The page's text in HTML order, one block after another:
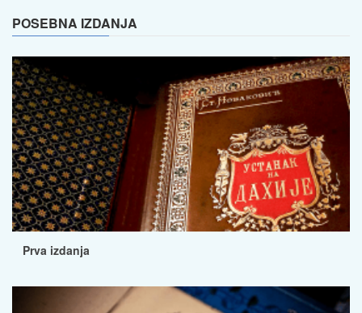
POSEBNA IZDANJA
Prva izdanja